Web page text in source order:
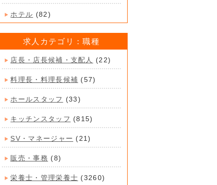
ホテル (82)
求人カテゴリ：職種
店長・店長候補・支配人 (22)
料理長・料理長候補 (57)
ホールスタッフ (33)
キッチンスタッフ (815)
SV・マネージャー (21)
販売・事務 (8)
栄養士・管理栄養士 (3260)